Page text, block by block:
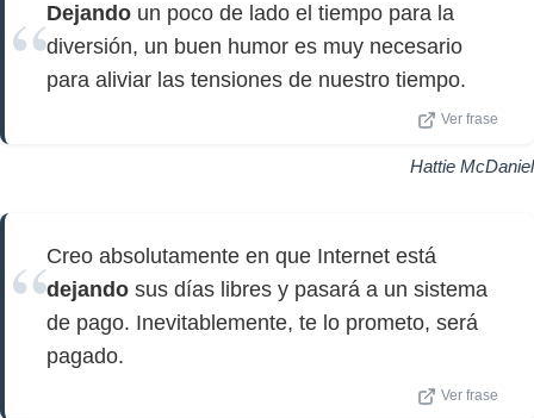
Dejando un poco de lado el tiempo para la
diversión, un buen humor es muy necesario
para aliviar las tensiones de nuestro tiempo.
Ver frase
Hattie McDaniel
Creo absolutamente en que Internet está
dejando sus días libres y pasará a un sistema
de pago. Inevitablemente, te lo prometo, será
pagado.
Ver frase